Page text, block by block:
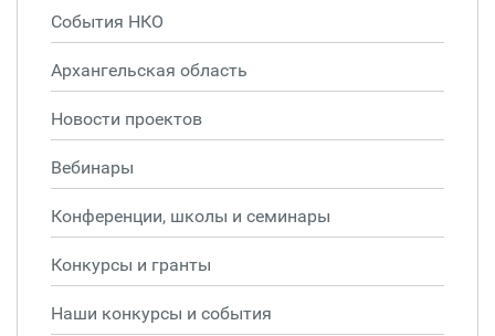
События НКО
Архангельская область
Новости проектов
Вебинары
Конференции, школы и семинары
Конкурсы и гранты
Наши конкурсы и события